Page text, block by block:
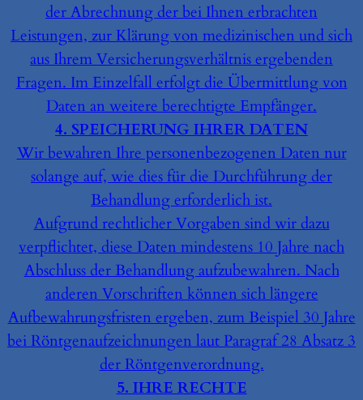
der Abrechnung der bei Ihnen erbrachten
Leistungen, zur Klärung von medizinischen und sich
aus Ihrem Versicherungsverhältnis ergebenden
Fragen. Im Einzelfall erfolgt die Übermittlung von
Daten an weitere berechtigte Empfänger.
4. SPEICHERUNG IHRER DATEN
Wir bewahren Ihre personenbezogenen Daten nur
solange auf, wie dies für die Durchführung der
Behandlung erforderlich ist.
Aufgrund rechtlicher Vorgaben sind wir dazu
verpflichtet, diese Daten mindestens 10 Jahre nach
Abschluss der Behandlung aufzubewahren. Nach
anderen Vorschriften können sich längere
Aufbewahrungsfristen ergeben, zum Beispiel 30 Jahre
bei Röntgenaufzeichnungen laut Paragraf 28 Absatz 3
der Röntgenverordnung.
5. IHRE RECHTE